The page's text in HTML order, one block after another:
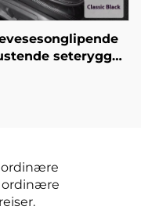
seterygge
ordinære